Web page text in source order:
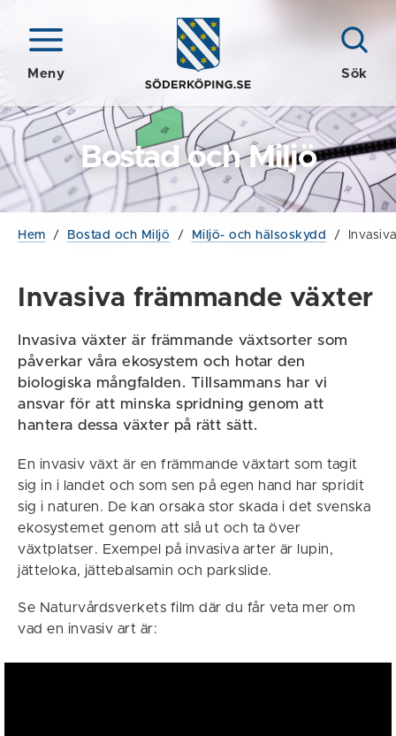
Meny Sök
Bostad och Miljö
Hem / Bostad och Miljö / Miljö- och hälsoskydd /
Invasiva främmande växter
Invasiva växter är främmande växtsorter som
påverkar våra ekosystem och hotar den
biologiska mångfalden. Tillsammans har vi
ansvar för att minska spridning genom att
hantera dessa växter på rätt sätt.
En invasiv växt är en främmande växtart som tagit
sig in i landet och som sen på egen hand har spridit
sig i naturen. De kan orsaka stor skada i det svenska
ekosystemet genom att slå ut och ta över
växtplatser. Exempel på invasiva arter är lupin,
jätteloka, jättebalsamin och parkslide.
Se Naturvårdsverkets film där du får veta mer om
vad en invasiv art är: